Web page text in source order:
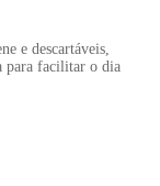
e descartáveis,
para facilitar o dia